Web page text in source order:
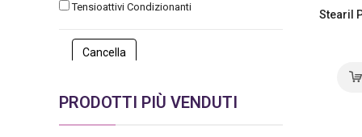
Tensioattivi Condizionanti
PRODOTTI PIÙ VENDUTI
Stearil